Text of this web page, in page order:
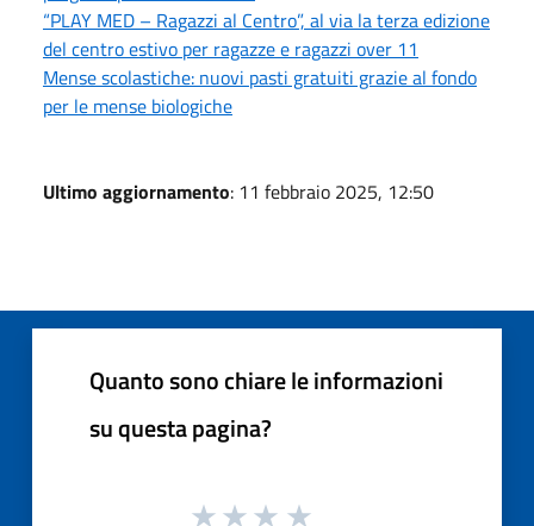
“PLAY MED – Ragazzi al Centro”, al via la terza edizione
del centro estivo per ragazze e ragazzi over 11
Mense scolastiche: nuovi pasti gratuiti grazie al fondo
per le mense biologiche
Ultimo aggiornamento: 11 febbraio 2025, 12:50
Quanto sono chiare le informazioni
su questa pagina?